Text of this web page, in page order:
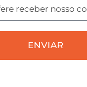
ENVIAR